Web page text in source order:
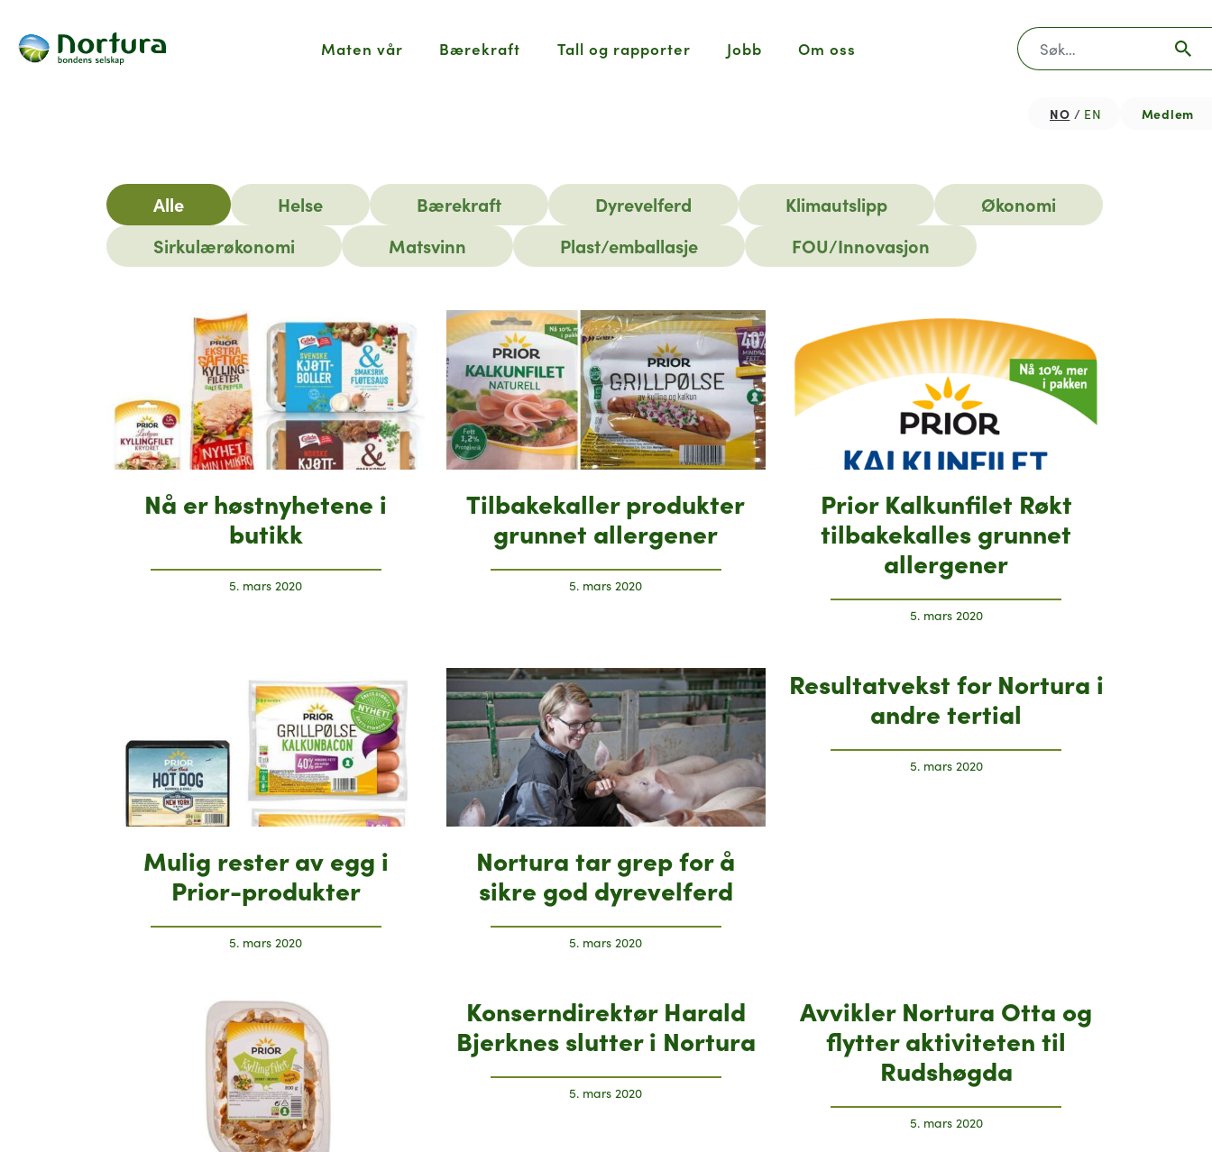
Maten vår Bærekraft Tall og rapporter Jobb Om oss Søk
Medlem
NO
EN
Alle Helse Bærekraft Dyrevelferd Klimautslipp
Økonomi
Sirkulærøkonomi
Matsvinn Plast/emballasje FOU/Innovasjon
Nå er høstnyhetene i
butikk
5. mars 2020
Tilbakekaller produkter
grunnet allergener
5. mars 2020
Prior Kalkunfilet Røkt
tilbakekalles grunnet
allergener
5. mars 2020
Mulig rester av egg i
Prior-produkter
5. mars 2020
Nortura tar grep for å
sikre god dyrevelferd
5. mars 2020
Resultatvekst for Nortura i
andre tertial
5. mars 2020
Konserndirektør Harald
Bjerknes slutter i Nortura
5. mars 2020
Avvikler Nortura Otta og
flytter aktiviteten til
Rudshøgda
5. mars 2020